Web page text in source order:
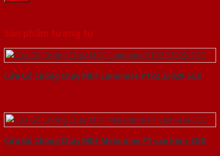
Sản phẩm tương tự
Cửa Gỗ Chống Cháy MDF Laminate P1R2 23029-SGD
Cửa Gỗ Chống Cháy MDF Melamine P1 van kem-SGD